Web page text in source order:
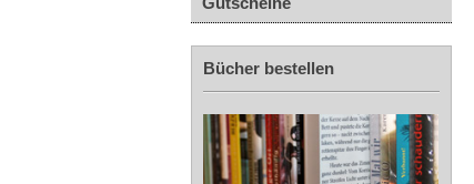
Bücher bestellen